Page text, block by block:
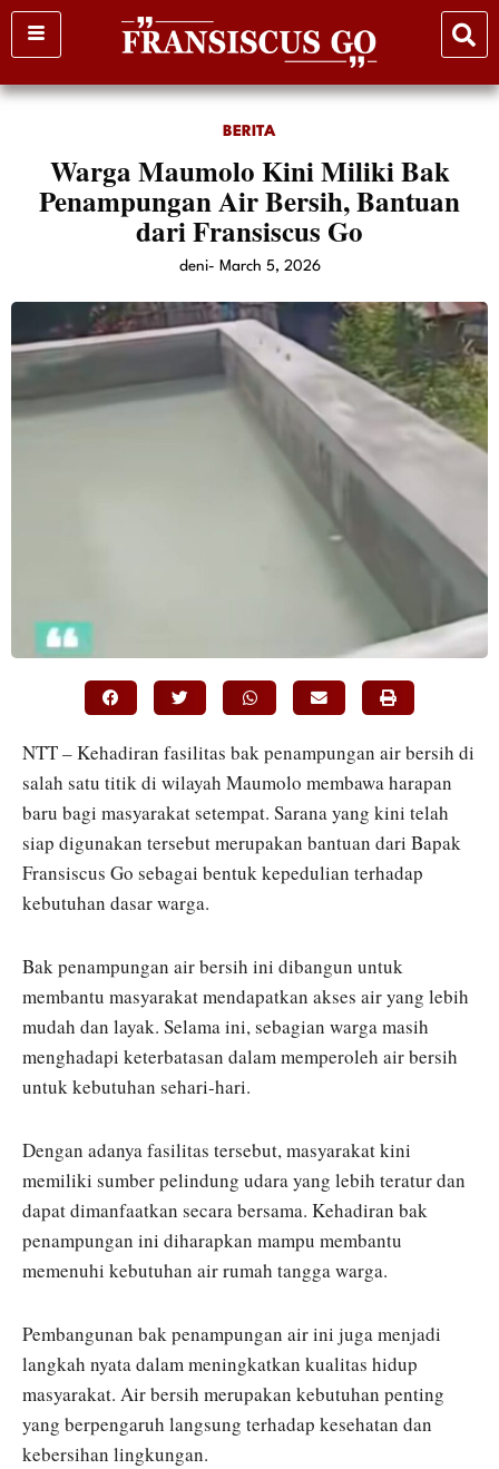
Skip
to
BERITA
Warga Maumolo Kini Miliki Bak
Penampungan Air Bersih, Bantuan
dari Fransiscus Go
deni- March 5, 2026
NTT – Kehadiran fasilitas bak penampungan air bersih di
salah satu titik di wilayah Maumolo membawa harapan
baru bagi masyarakat setempat. Sarana yang kini telah
siap digunakan tersebut merupakan bantuan dari Bapak
Fransiscus Go sebagai bentuk kepedulian terhadap
kebutuhan dasar warga.
Bak penampungan air bersih ini dibangun untuk
membantu masyarakat mendapatkan akses air yang lebih
mudah dan layak. Selama ini, sebagian warga masih
menghadapi keterbatasan dalam memperoleh air bersih
untuk kebutuhan sehari-hari.
Dengan adanya fasilitas tersebut, masyarakat kini
memiliki sumber pelindung udara yang lebih teratur dan
dapat dimanfaatkan secara bersama. Kehadiran bak
penampungan ini diharapkan mampu membantu
memenuhi kebutuhan air rumah tangga warga.
Pembangunan bak penampungan air ini juga menjadi
langkah nyata dalam meningkatkan kualitas hidup
masyarakat. Air bersih merupakan kebutuhan penting
yang berpengaruh langsung terhadap kesehatan dan
kebersihan lingkungan.